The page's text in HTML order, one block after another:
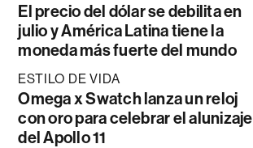
El precio del dólar se debilita en
julio y América Latina tiene la
moneda más fuerte del mundo
ESTILO DE VIDA
Omega x Swatch lanza un reloj
con oro para celebrar el alunizaje
del Apollo 11